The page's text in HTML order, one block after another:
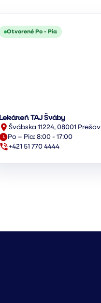
Otvorené Po - Pia
Lekáreň TAJ Šváby
Švábska 11224, 08001 Prešov
Po – Pia: 8:00 - 17:00
+421 51 770 4444